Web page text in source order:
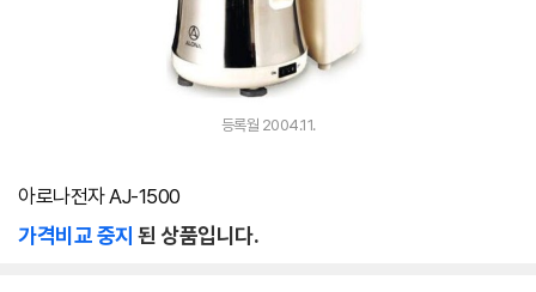
등록월 2004.11.
아로나전자 AJ-1500
가격비교 중지 된 상품입니다.